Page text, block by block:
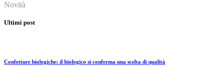
Novità
Ultimi post
Confetture biologiche: il biologico si conferma una scelta di qualità